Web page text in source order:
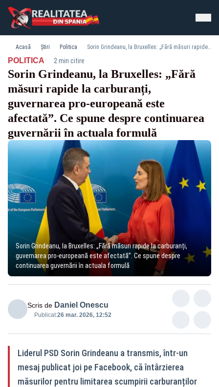
Acasă Știri Politica Sorin Grindeanu, la Bruxelles: „Fără măsuri rapide la carburanți, guvernarea pro‑europeană este afectată”. Ce spune despre continuarea guvernării în actuala formulă
POLITICA· 2 min citire
Sorin Grindeanu, la Bruxelles: „Fără
măsuri rapide la carburanți,
guvernarea pro‑europeană este
afectată”. Ce spune despre continuarea
guvernării în actuala formulă
Sorin Grindeanu, la Bruxelles: „Fără măsuri rapide la carburanți,
guvernarea pro‑europeană este afectată”. Ce spune despre
continuarea guvernării în actuala formulă
Scris de Daniel Onescu
Publicat:26 mar. 2026, 12:52
Liderul PSD Sorin Grindeanu a transmis, într-un
mesaj publicat joi pe Facebook, că întârzierea
măsurilor pentru limitarea scumpirii carburanților